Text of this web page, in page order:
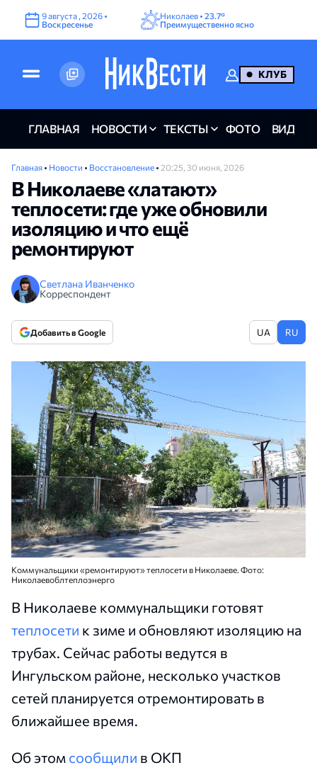
9августа , 2026 •
Воскресенье
Николаев • 23.7°
Преимущественно ясно
КЛУБ
ГЛАВНАЯ НОВОСТИ ТЕКСТЫ ФОТО ВИДЕО
Главная • Новости • Восстановление • 20:25, 30 июня, 2026
В Николаеве «латают»
теплосети: где уже обновили
изоляцию и что ещё
ремонтируют
Светлана Иванченко
Корреспондент
Добавить в Google UA RU
Коммунальщики «ремонтируют» теплосети в Николаеве. Фото:
Николаевоблтеплоэнерго
В Николаеве коммунальщики готовят
теплосети к зиме и обновляют изоляцию на
трубах. Сейчас работы ведутся в
Ингульском районе, несколько участков
сетей планируется отремонтировать в
ближайшее время.
Об этом сообщили в ОКП